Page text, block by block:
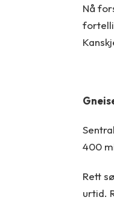
Nå
400
Rett
urtid.